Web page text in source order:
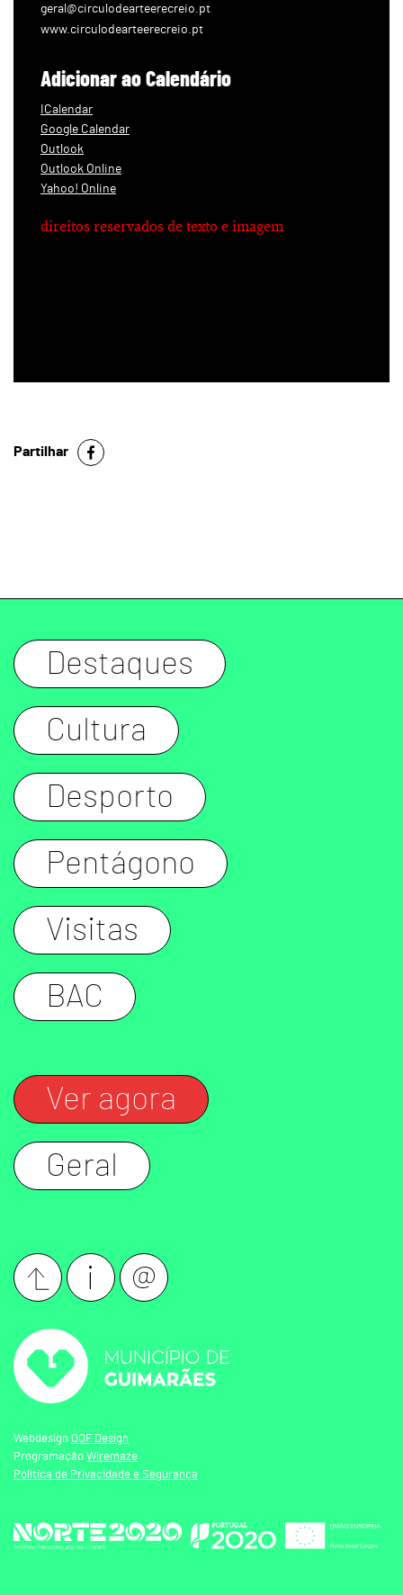
geral@circulodearteerecreio.pt
www.circulodearteerecreio.pt
Adicionar ao Calendário
ICalendar
Google Calendar
Outlook
Outlook Online
Yahoo! Online
direitos reservados de texto e imagem
Partilhar
Destaques
Cultura
Desporto
Pentágono
Visitas
BAC
Ver agora
Geral
Webdesign OOF Design
Programação Wiremaze
Política de Privacidade e Segurança